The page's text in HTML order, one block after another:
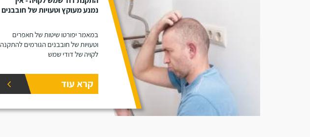
נמנע מעוקץ וטעויות של חובבנים
במאמר יפורטו שיטות של חאפרים
וטעויות של חובבנים הגורמים להתקנה
לקויה של דודי שמש
קרא עוד